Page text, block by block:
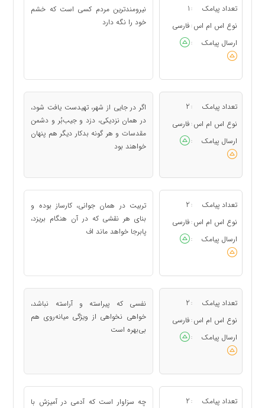
تعداد پیامک :
1
نوع اس ام اس : فارسی
ارسال پیامک
:
نیرومندترین مردم کسی است که خشم
خود را نگه دارد
تعداد پیامک :
2
نوع اس ام اس : فارسی
ارسال پیامک
:
اگر در جایی از شهر، تهیدست یافت شود،
در همان نزدیکی، دزد و جیب‌بُر و دشمن
مقدسات و هر گونه بدکار دیگر هم پنهان
خواهند بود
تعداد پیامک :
2
نوع اس ام اس : فارسی
ارسال پیامک
:
تربیت در همان جوانی، کارساز بوده و
بنای هر نقشی که در آن هنگام بریزد،
پابرجا خواهد ماند اف
تعداد پیامک :
2
نوع اس ام اس : فارسی
ارسال پیامک
:
نفسی که پیراسته و آراسته نباشد،
خواهی نخواهی از ویژگی میانه‌روی هم
بی‌بهره است
تعداد پیامک :
2
چه سزاوار است که آدمی در آمیزش با